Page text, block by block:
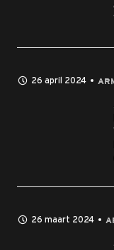
26 april 2024
26 maart 2024